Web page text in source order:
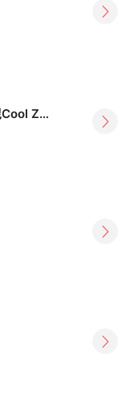
眠氣 Hypersomina X 酷屍Cool Zombie X 川三二二 Mess X Kenny l K-Roww